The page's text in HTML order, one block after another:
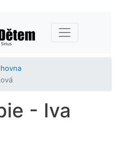
hlavnímu
obsahu
- Iva